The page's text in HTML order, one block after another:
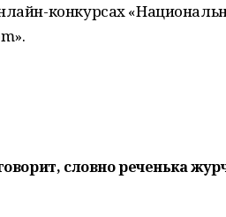
конкурсах
словно реченька